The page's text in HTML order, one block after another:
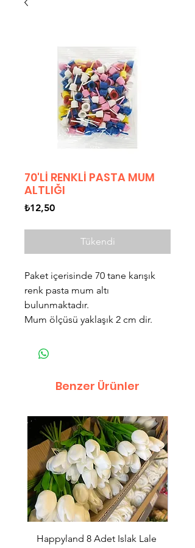
70'Lİ RENKLİ PASTA MUM
ALTLIĞI
₺12,50Fiyat
Tükendi
Paket içerisinde 70 tane karışık
renk pasta mum altı
bulunmaktadır.
Mum ölçüsü yaklaşık 2 cm dir.
Benzer Ürünler
Happyland 8 Adet Islak Lale